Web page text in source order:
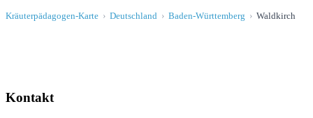
Kräuterpädagogen-Karte Deutschland Baden-Württemberg Waldkirch
Kontakt